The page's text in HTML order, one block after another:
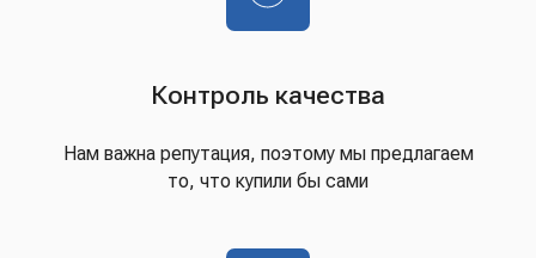
Контроль качества
Нам важна репутация, поэтому мы предлагаем
то, что купили бы сами